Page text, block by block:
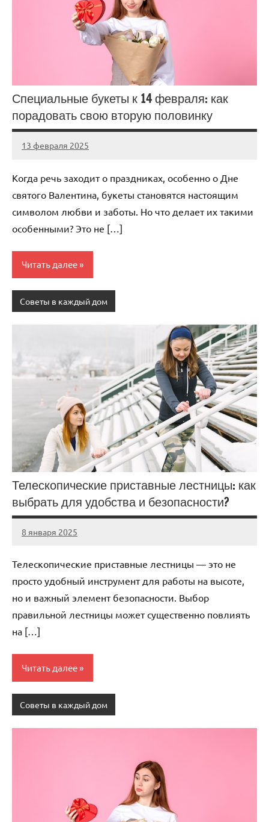
Специальные букеты к 14 февраля: как
порадовать свою вторую половинку
13 февраля 2025
Avtor
Нет
Когда речь заходит о праздниках, особенно о Дне
святого Валентина, букеты становятся настоящим
символом любви и заботы. Но что делает их такими
особенными? Это не […]
Читать далее
Советы в каждый дом
Телескопические приставные лестницы: как
выбрать для удобства и безопасности?
8 января 2025
Avtor
Нет
Телескопические приставные лестницы — это не
просто удобный инструмент для работы на высоте,
но и важный элемент безопасности. Выбор
правильной лестницы может существенно повлиять
на […]
Читать далее
Советы в каждый дом